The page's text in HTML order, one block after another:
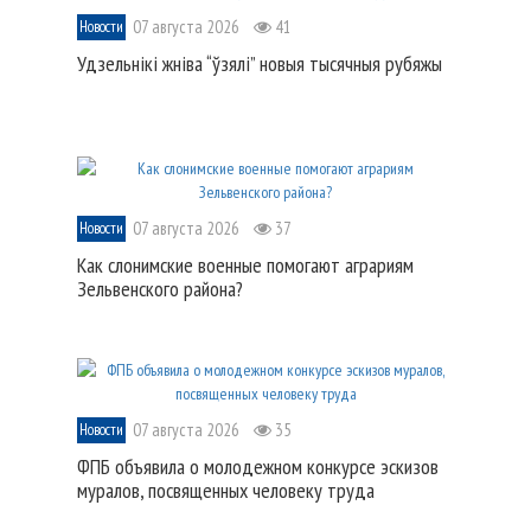
Новости 07 августа 2026 41
Удзельнікі жніва “ўзялі” новыя тысячныя рубяжы
Новости 07 августа 2026 37
Как слонимские военные помогают аграриям
Зельвенского района?
Новости 07 августа 2026 35
ФПБ объявила о молодежном конкурсе эскизов
муралов, посвященных человеку труда